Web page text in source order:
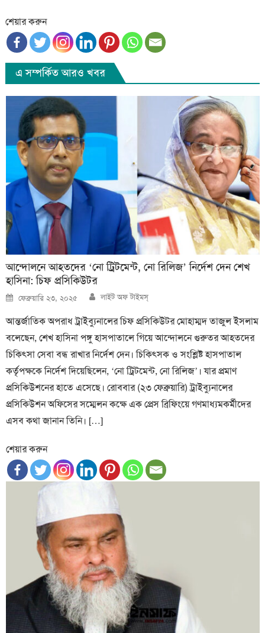
শেয়ার করুন
এ সম্পর্কিত আরও খবর
আন্দোলনে আহতদের ‘নো ট্রিটমেন্ট, নো রিলিজ’ নির্দেশ দেন শেখ
হাসিনা: চিফ প্রসিকিউটর
Posted
on
ফেব্রুয়ারি ২৩, ২০২৫ Author
লাইট অফ টাইমস্
আন্তর্জাতিক অপরাধ ট্রাইব্যুনালের চিফ প্রসিকিউটর মোহাম্মদ তাজুল ইসলাম
বলেছেন, শেখ হাসিনা পঙ্গু হাসপাতালে গিয়ে আন্দোলনে গুরুতর আহতদের
চিকিৎসা সেবা বন্ধ রাখার নির্দেশ দেন। চিকিৎসক ও সংশ্লিষ্ট হাসপাতাল
কর্তৃপক্ষকে নির্দেশ দিয়েছিলেন, ‘নো ট্রিটমেন্ট, নো রিলিজ’। যার প্রমাণ
প্রসিকিউশনের হাতে এসেছে। রোববার (২৩ ফেব্রুয়ারি) ট্রাইব্যুনালের
প্রসিকিউশন অফিসের সম্মেলন কক্ষে এক প্রেস ব্রিফিংয়ে গণমাধ্যমকর্মীদের
এসব কথা জানান তিনি। […]
শেয়ার করুন